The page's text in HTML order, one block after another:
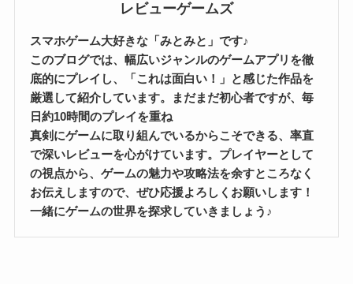
レビューゲームズ
スマホゲーム大好きな「みとみと」です♪
このブログでは、幅広いジャンルのゲームアプリを徹
底的にプレイし、「これは面白い！」と感じた作品を
厳選して紹介しています。まだまだ初心者ですが、毎
日約10時間のプレイを重ね
真剣にゲームに取り組んでいるからこそできる、率直
で深いレビューを心がけています。プレイヤーとして
の視点から、ゲームの魅力や攻略法を余すところなく
お伝えしますので、ぜひ応援よろしくお願いします！
一緒にゲームの世界を探求していきましょう♪